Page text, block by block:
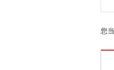
您